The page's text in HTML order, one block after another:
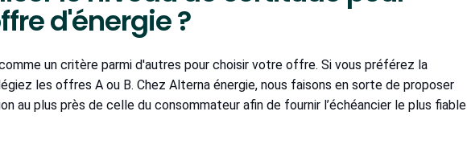
d'énergie ?
un critère parmi d'autres pour choisir votre offre. Si vous préférez la
les offres A ou B. Chez Alterna énergie, nous faisons en sorte de proposer
au plus près de celle du consommateur afin de fournir l’échéancier le plus fiable